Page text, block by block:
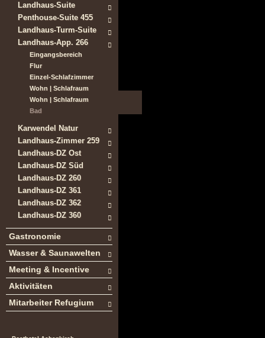
Landhaus-Suite
Penthouse-Suite 455
Landhaus-Turm-Suite
Landhaus-App. 266
Eingangsbereich
Flur
Einzel-Schlafzimmer
Wohn | Schlafraum
Wohn | Schlafraum
Bad
Karwendel Natur
Landhaus-Zimmer 259
Landhaus-DZ Ost
Landhaus-DZ Süd
Landhaus-DZ 260
Landhaus-DZ 361
Landhaus-DZ 362
Landhaus-DZ 360
Gastronomie
Wasser & Saunawelten
Meeting & Incentive
Aktivitäten
Mitarbeiter Refugium